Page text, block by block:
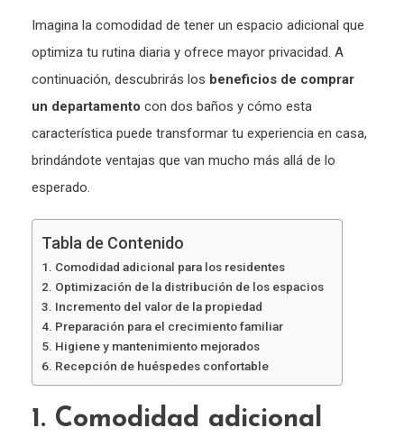
Imagina la comodidad de tener un espacio adicional que
optimiza tu rutina diaria y ofrece mayor privacidad. A
continuación, descubrirás los beneficios de comprar
un departamento con dos baños y cómo esta
característica puede transformar tu experiencia en casa,
brindándote ventajas que van mucho más allá de lo
esperado.
Tabla de Contenido
1. Comodidad adicional para los residentes
2. Optimización de la distribución de los espacios
3. Incremento del valor de la propiedad
4. Preparación para el crecimiento familiar
5. Higiene y mantenimiento mejorados
6. Recepción de huéspedes confortable
1. Comodidad adicional